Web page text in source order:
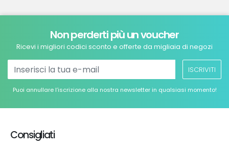
Non perderti più un voucher
Ricevi i migliori codici sconto e offerte da migliaia di negozi
ISCRIVITI
Puoi annullare l’iscrizione alla nostra newsletter in qualsiasi momento!
Consigliati